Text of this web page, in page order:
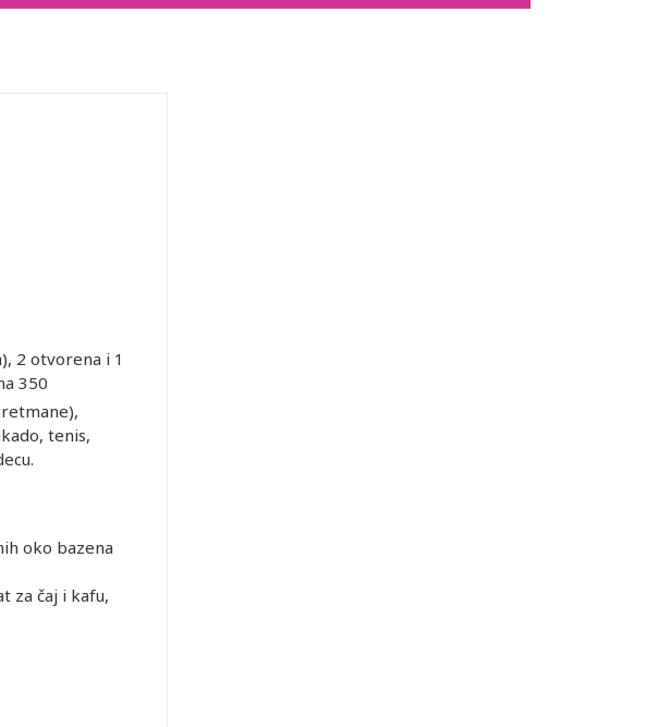
2 otvorena i 1
350
tenis,
oko bazena
za čaj i kafu,